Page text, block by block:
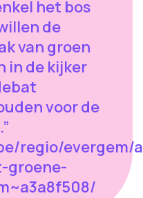
het bos
de
van groen
in de kijker
voor de
regio/evergem/
groene-